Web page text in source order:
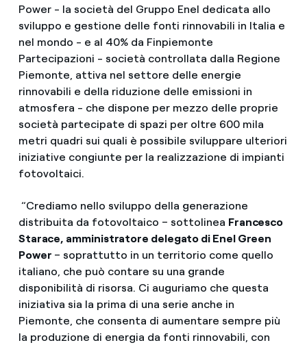
Power - la società del Gruppo Enel dedicata allo
sviluppo e gestione delle fonti rinnovabili in Italia e
nel mondo - e al 40% da Finpiemonte
Partecipazioni - società controllata dalla Regione
Piemonte, attiva nel settore delle energie
rinnovabili e della riduzione delle emissioni in
atmosfera - che dispone per mezzo delle proprie
società partecipate di spazi per oltre 600 mila
metri quadri sui quali è possibile sviluppare ulteriori
iniziative congiunte per la realizzazione di impianti
fotovoltaici.
“Crediamo nello sviluppo della generazione
distribuita da fotovoltaico – sottolinea Francesco
Starace, amministratore delegato di Enel Green
Power – soprattutto in un territorio come quello
italiano, che può contare su una grande
disponibilità di risorsa. Ci auguriamo che questa
iniziativa sia la prima di una serie anche in
Piemonte, che consenta di aumentare sempre più
la produzione di energia da fonti rinnovabili, con